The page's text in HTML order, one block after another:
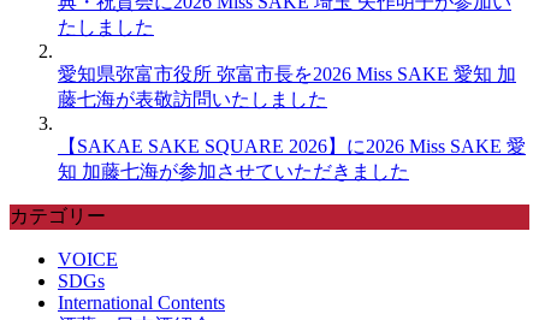
たしました
愛知県弥富市役所 弥富市長を2026 Miss SAKE 愛知 加
藤七海が表敬訪問いたしました
【SAKAE SAKE SQUARE 2026】に2026 Miss SAKE 愛
知 加藤七海が参加させていただきました
カテゴリー
VOICE
SDGs
International Contents